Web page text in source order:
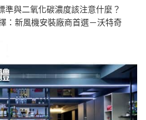
準與二氧化碳濃度該注意什麼？
：新風機安裝廠商首選－沃特奇